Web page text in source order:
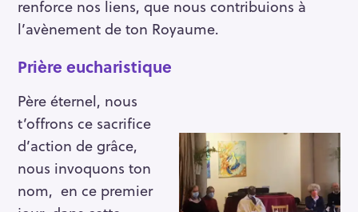
renforce nos liens, que nous contribuions à
l’avènement de ton Royaume.
Prière eucharistique
Père éternel, nous
t’offrons ce sacrifice
d’action de grâce,
nous invoquons ton
nom, en ce premier